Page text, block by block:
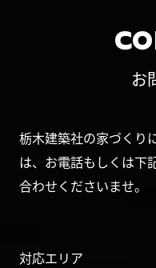
お
栃木建築社の家づくり
は、お電話もしくは下
合わせくださいませ。
対応エリア